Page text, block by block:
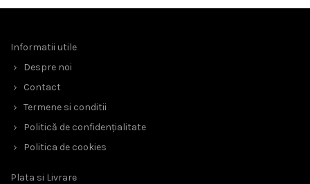
Informatii utile
Despre noi
Contact
Termene si conditii
Politică de confidențialitate
Politica de cookies
Plata si Livrare